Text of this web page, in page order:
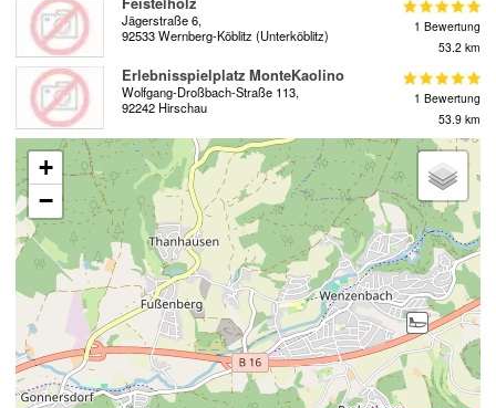
Jägerstraße 6,
92533 Wernberg-Köblitz (Unterköblitz)
1 Bewertung
53.2 km
Erlebnisspielplatz MonteKaolino
Wolfgang-Droßbach-Straße 113,
92242 Hirschau
1 Bewertung
53.9 km
+
−